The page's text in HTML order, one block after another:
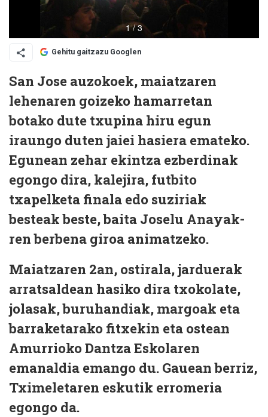
Gehitu gaitzazu Googlen
San Jose auzokoek, maiatzaren
lehenaren goizeko hamarretan
botako dute txupina hiru egun
iraungo duten jaiei hasiera emateko.
Egunean zehar ekintza ezberdinak
egongo dira, kalejira, futbito
txapelketa finala edo suziriak
besteak beste, baita Joselu Anayak-
ren berbena giroa animatzeko.
Maiatzaren 2an, ostirala, jarduerak
arratsaldean hasiko dira txokolate,
jolasak, buruhandiak, margoak eta
barraketarako fitxekin eta ostean
Amurrioko Dantza Eskolaren
emanaldia emango du. Gauean berriz,
Tximeletaren eskutik erromeria
egongo da.